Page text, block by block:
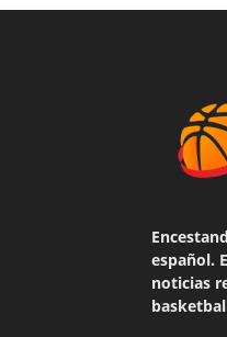
español.
noticias